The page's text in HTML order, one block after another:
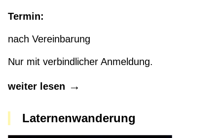
Termin:
nach Vereinbarung
Nur mit verbindlicher Anmeldung.
weiter lesen
Laternenwanderung